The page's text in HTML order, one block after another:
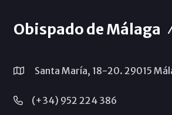
Obispado de Málaga
Santa María, 18-20. 29015
(+34) 952 224 386